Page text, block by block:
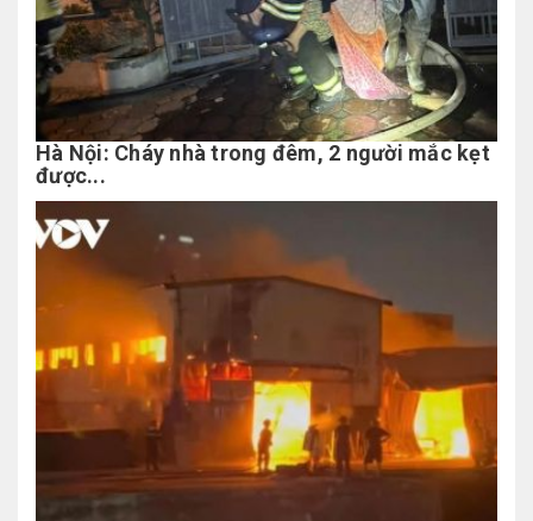
Hà Nội: Cháy nhà trong đêm, 2 người mắc kẹt
được...